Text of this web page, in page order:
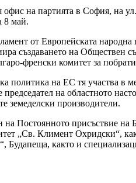
на партията в София, на
8 май.
от Европейската
създаването на Обществен
френски комитет за
политика на ЕС тя участва в
на областното
земеделски производители.
на Постоянното присъствие
„Св. Климент Охридски“,
както и